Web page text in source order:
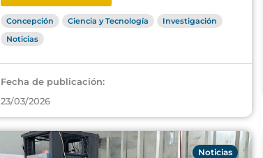
Concepción Ciencia y Tecnología
Investigación
Noticias
Fecha de publicación:
23/03/2026
Noticias